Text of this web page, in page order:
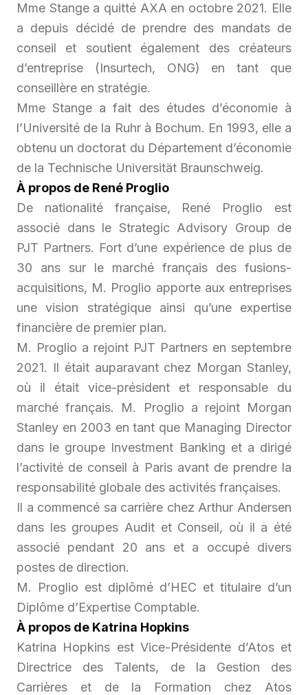
Mme Stange a quitté AXA en octobre 2021. Elle
a depuis décidé de prendre des mandats de
conseil et soutient également des créateurs
d’entreprise (Insurtech, ONG) en tant que
conseillère en stratégie.
Mme Stange a fait des études d’économie à
l’Université de la Ruhr à Bochum. En 1993, elle a
obtenu un doctorat du Département d’économie
de la Technische Universität Braunschweig.
À propos de René Proglio
De nationalité française, René Proglio est
associé dans le Strategic Advisory Group de
PJT Partners. Fort d’une expérience de plus de
30 ans sur le marché français des fusions-
acquisitions, M. Proglio apporte aux entreprises
une vision stratégique ainsi qu’une expertise
financière de premier plan.
M. Proglio a rejoint PJT Partners en septembre
2021. Il était auparavant chez Morgan Stanley,
où il était vice-président et responsable du
marché français. M. Proglio a rejoint Morgan
Stanley en 2003 en tant que Managing Director
dans le groupe Investment Banking et a dirigé
l’activité de conseil à Paris avant de prendre la
responsabilité globale des activités françaises.
Il a commencé sa carrière chez Arthur Andersen
dans les groupes Audit et Conseil, où il a été
associé pendant 20 ans et a occupé divers
postes de direction.
M. Proglio est diplômé d’HEC et titulaire d’un
Diplôme d’Expertise Comptable.
À propos de Katrina Hopkins
Katrina Hopkins est Vice-Présidente d’Atos et
Directrice des Talents, de la Gestion des
Carrières et de la Formation chez Atos